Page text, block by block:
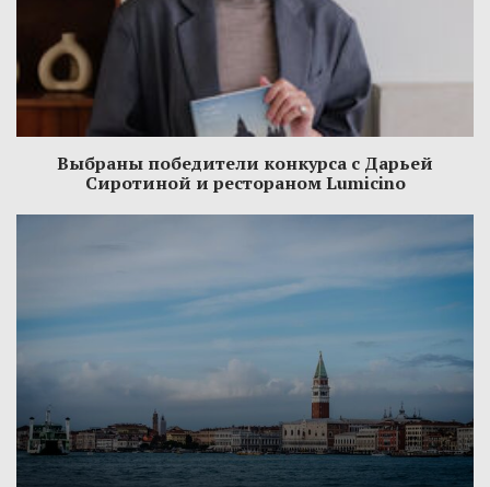
Выбраны победители конкурса с Дарьей
Сиротиной и рестораном Lumicino